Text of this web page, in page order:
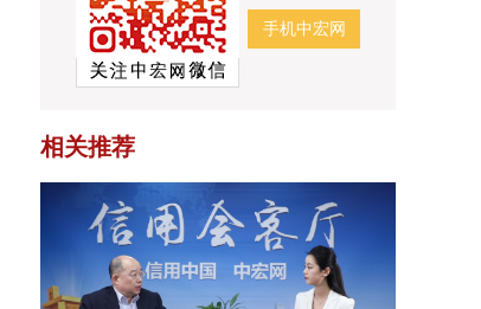
手机中宏网
相关推荐